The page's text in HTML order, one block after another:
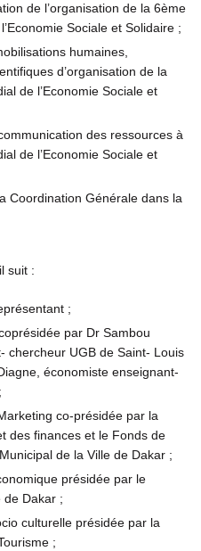
de l’organisation de la 6ème
Sociale et Solidaire ;
humaines,
d’organisation de la
de l’Economie Sociale et
des ressources à
de l’Economie Sociale et
Coordination Générale dans la
suit :
;
par Dr Sambou
chercheur UGB de Saint- Louis
économiste enseignant-
co-présidée par la
des finances et le Fonds de
de la Ville de Dakar ;
présidée par le
de Dakar ;
culturelle présidée par la
;